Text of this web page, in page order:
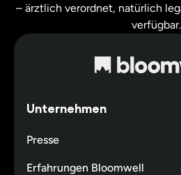
– ärztlich verordnet, natürlich
verfügbar.
Unternehmen
Presse
Erfahrungen Bloomwell